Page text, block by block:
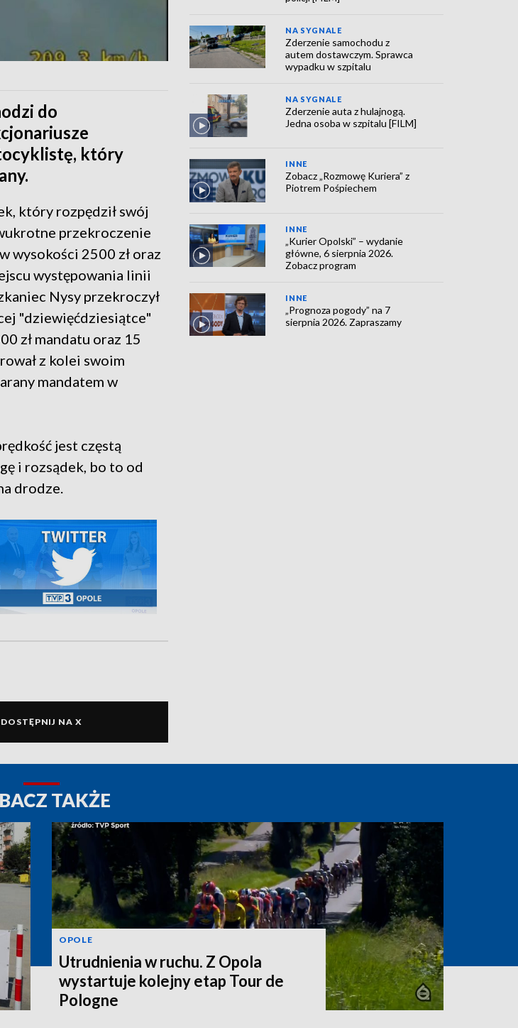
do
który
który rozpędził swój
przekroczenie
wysokości 2500 zł oraz
występowania linii
Nysy przekroczył
"dziewięćdziesiątce"
zł mandatu oraz 15
z kolei swoim
mandatem w
jest częstą
i rozsądek, bo to od
drodze.
NA X
NA SYGNALE
Zderzenie samochodu z
autem dostawczym. Sprawca
wypadku w szpitalu
NA SYGNALE
Zderzenie auta z hulajnogą.
Jedna osoba w szpitalu [FILM]
INNE
Zobacz „Rozmowę Kuriera” z
Piotrem Pośpiechem
INNE
„Kurier Opolski” – wydanie
główne, 6 sierpnia 2026.
Zobacz program
INNE
„Prognoza pogody” na 7
sierpnia 2026. Zapraszamy
TAKŻE
OPOLE
Utrudnienia w ruchu. Z Opola
wystartuje kolejny etap Tour de
Pologne